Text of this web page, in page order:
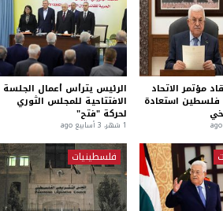
مؤتمر الاتحاد
فلسطين استعادة
الرئيس يترأس أعمال الجلسة
الافتتاحية للمجلس الثوري
لحركة "فتح"
1 شهر، 3 أسابيع ago
فلسطينيات